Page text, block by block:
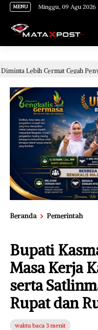
MENU Minggu, 09 Agu 2026
Cegah Penyebaran Hoaks
Beranda Pemerintah
Bupati
Masa Kerja
serta
Rupat dan
waktu baca 3 menit